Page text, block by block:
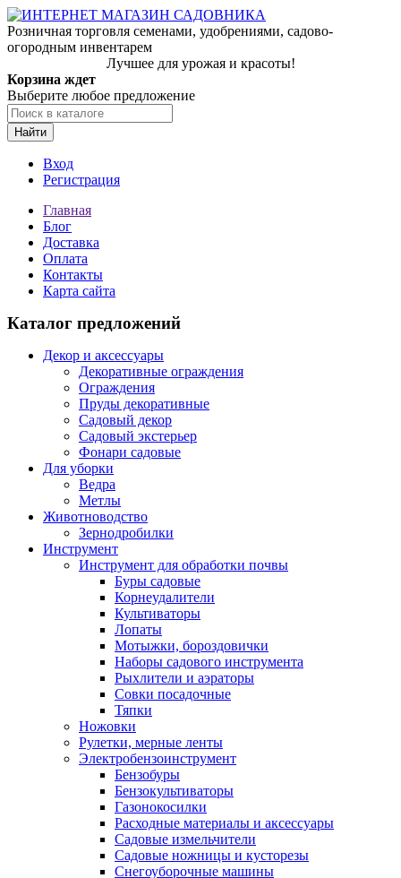
Розничная торговля семенами, удобрениями, садово-
огородным инвентарем
Лучшее для урожая и красоты!
Корзина ждет
Выберите любое предложение
Найти
Вход
Регистрация
Главная
Блог
Доставка
Оплата
Контакты
Карта сайта
Каталог предложений
Декор и аксессуары
Декоративные ограждения
Ограждения
Пруды декоративные
Садовый декор
Садовый экстерьер
Фонари садовые
Для уборки
Ведра
Метлы
Животноводство
Зернодробилки
Инструмент
Инструмент для обработки почвы
Буры садовые
Корнеудалители
Культиваторы
Лопаты
Мотыжки, бороздовички
Наборы садового инструмента
Рыхлители и аэраторы
Совки посадочные
Тяпки
Ножовки
Рулетки, мерные ленты
Электробензоинструмент
Бензобуры
Бензокультиваторы
Газонокосилки
Расходные материалы и аксессуары
Садовые измельчители
Садовые ножницы и кусторезы
Снегоуборочные машины